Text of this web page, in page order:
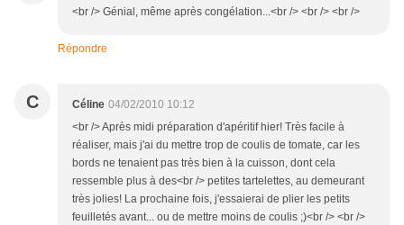
<br /> Génial, même après congélation...<br /> <br /> <br />
Répondre
C Céline 04/02/2010 10:12
<br /> Après midi préparation d'apéritif hier! Très facile à
réaliser, mais j'ai du mettre trop de coulis de tomate, car les
bords ne tenaient pas très bien à la cuisson, dont cela
ressemble plus à des<br /> petites tartelettes, au demeurant
très jolies! La prochaine fois, j'essaierai de plier les petits
feuilletés avant... ou de mettre moins de coulis ;)<br /> <br />